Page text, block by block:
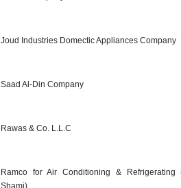
Joud Industries Domectic Appliances Company
Saad Al-Din Company
Rawas & Co. L.L.C
Ramco for Air Conditioning & Refrigerating
Shami)